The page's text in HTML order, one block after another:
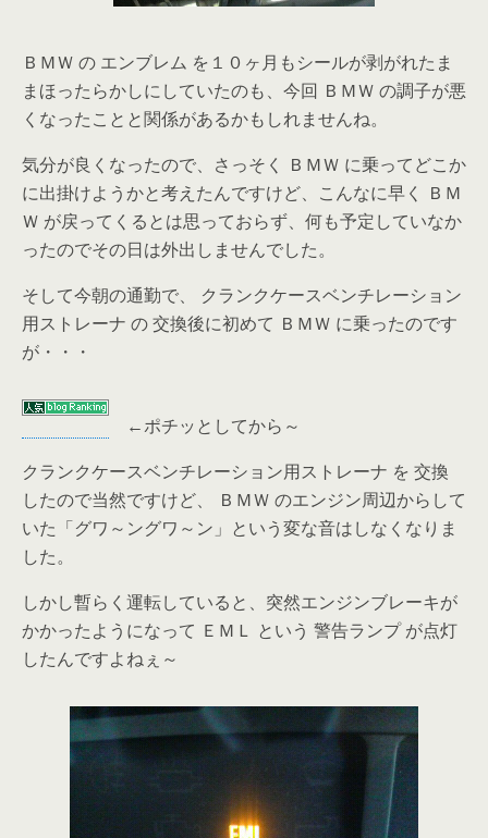
ＢＭＷ の エンブレム を１０ヶ月もシールが剥がれたま
まほったらかしにしていたのも、今回 ＢＭＷ の調子が悪
くなったことと関係があるかもしれませんね。
気分が良くなったので、さっそく ＢＭＷ に乗ってどこか
に出掛けようかと考えたんですけど、こんなに早く ＢＭ
Ｗ が戻ってくるとは思っておらず、何も予定していなか
ったのでその日は外出しませんでした。
そして今朝の通勤で、 クランクケースベンチレーション
用ストレーナ の 交換後に初めて ＢＭＷ に乗ったのです
が・・・
←ポチッとしてから～
クランクケースベンチレーション用ストレーナ を 交換
したので当然ですけど、 ＢＭＷ のエンジン周辺からして
いた「グワ～ングワ～ン」という変な音はしなくなりま
した。
しかし暫らく運転していると、突然エンジンブレーキが
かかったようになって ＥＭＬ という 警告ランプ が点灯
したんですよねぇ～